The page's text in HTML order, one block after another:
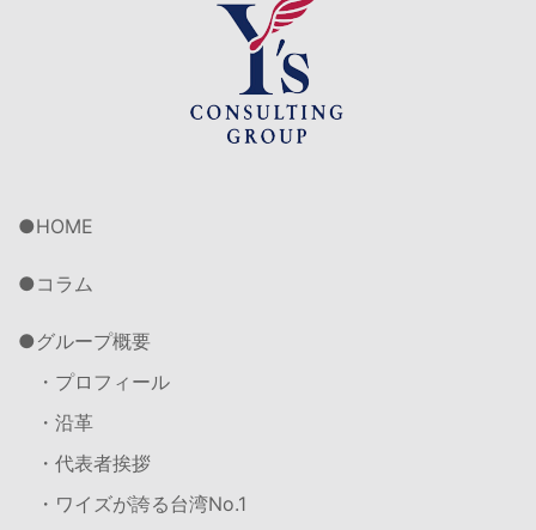
HOME
コラム
グループ概要
・プロフィール
・沿革
・代表者挨拶
・ワイズが誇る台湾No.1